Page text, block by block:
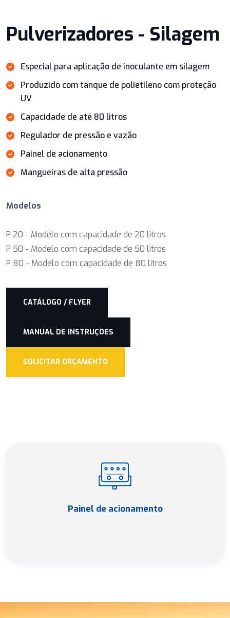
Pulverizadores - Silagem
Especial para aplicação de inoculante em silagem
Produzido com tanque de polietileno com proteção
UV
Capacidade de até 80 litros
Regulador de pressão e vazão
Painel de acionamento
Mangueiras de alta pressão
Modelos
P 20 - Modelo com capacidade de 20 litros
P 50 - Modelo com capacidade de 50 litros
P 80 - Modelo com capacidade de 80 litros
CATÁLOGO / FLYER
MANUAL DE INSTRUÇÕES
SOLICITAR ORÇAMENTO
Painel de acionamento